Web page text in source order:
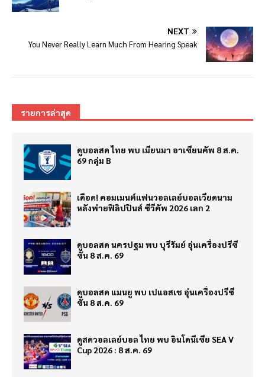
NEXT
You Never Really Learn Much From Hearing Speak
รายการล่าสุด
ดูบอลสด ไทย พบ เมียนมา อาเซียนคัพ 8 ส.ค.
69 กลุ่ม B
เดือด! คอมเมนต์แฟนวอลเลย์บอลเวียดนาม
หลังพ่ายฟิลิปปินส์ ซีวีคัพ 2026 เลก 2
ดูบอลสด นครปฐม พบ บุรีรัมย์ อุ่นเครื่องปรีซี
ซั่น 8 ส.ค. 69
ดูบอลสด แมนยู พบ เปแอสเช อุ่นเครื่องปรีซี
ซั่น 8 ส.ค. 69
ดูสดวอลเลย์บอล ไทย พบ อินโดนีเซีย SEA V
Cup 2026 : 8 ส.ค. 69